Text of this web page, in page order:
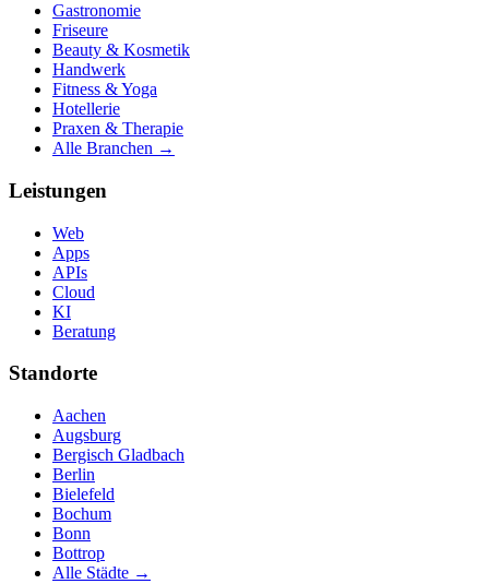
Gastronomie
Friseure
Beauty & Kosmetik
Handwerk
Fitness & Yoga
Hotellerie
Praxen & Therapie
Alle Branchen →
Leistungen
Web
Apps
APIs
Cloud
KI
Beratung
Standorte
Aachen
Augsburg
Bergisch Gladbach
Berlin
Bielefeld
Bochum
Bonn
Bottrop
Alle Städte →